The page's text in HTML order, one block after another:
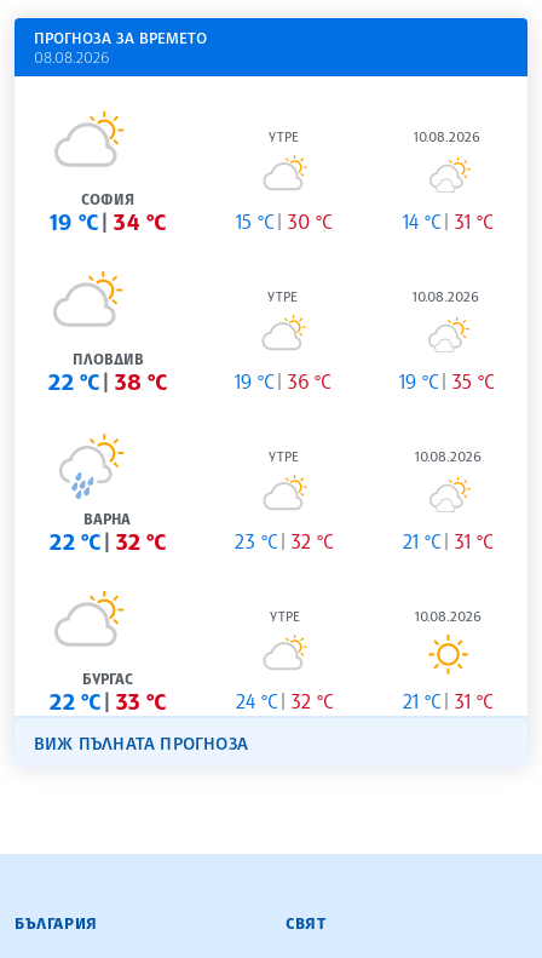
ПРОГНОЗА ЗА ВРЕМЕТО
08.08.2026
СОФИЯ
19 °C 34 °C
УТРЕ
15 °C 30 °C
10.08.2026
14 °C 31 °C
ПЛОВДИВ
22 °C 38 °C
УТРЕ
19 °C 36 °C
10.08.2026
19 °C 35 °C
ВАРНА
22 °C 32 °C
УТРЕ
23 °C 32 °C
10.08.2026
21 °C 31 °C
БУРГАС
22 °C 33 °C
УТРЕ
24 °C 32 °C
10.08.2026
21 °C 31 °C
ВИЖ ПЪЛНАТА ПРОГНОЗА
БЪЛГАРСКА ТЕЛЕГРАФНА АГЕНЦИЯ
БЪЛГАРИЯ СВЯТ